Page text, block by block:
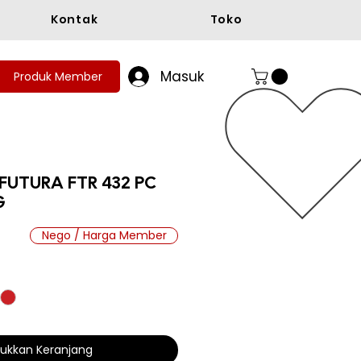
Kontak Toko
Produk Member Masuk
FTR 432 PC
Keranjang
Nego / Harga Member